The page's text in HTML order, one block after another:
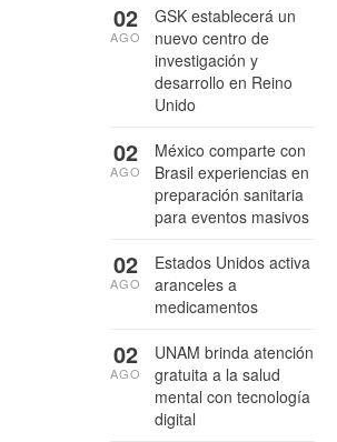
GSK establecerá un
nuevo centro de
investigación y
desarrollo en Reino
Unido
02
AGO
México comparte con
Brasil experiencias en
preparación sanitaria
para eventos masivos
02
AGO
Estados Unidos activa
aranceles a
medicamentos
02
AGO
UNAM brinda atención
gratuita a la salud
mental con tecnología
digital
02
AGO